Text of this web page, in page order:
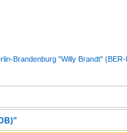
Brandenburg "Willy Brandt" (BER-